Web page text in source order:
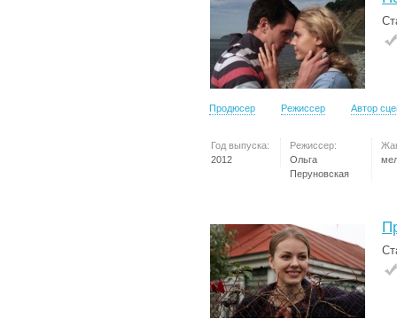
Продюсер Режиссер Автор
Год выпуска:
2012
Режиссер:
Ольга
Перуновская